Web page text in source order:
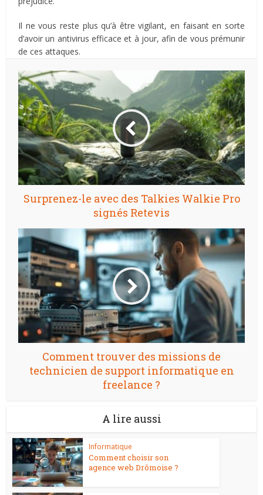
Il ne vous reste plus qu’à être vigilant, en faisant en sorte
d’avoir un antivirus efficace et à jour, afin de vous prémunir
de ces attaques.
Surprenez-le avec des Talkies Walkie Pro
signés Retevis
Comment trouver des missions de
technicien de support informatique en
freelance ?
A lire aussi
Informatique
Comment choisir son
agence web Drômoise ?